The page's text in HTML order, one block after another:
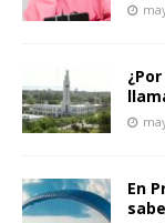
En